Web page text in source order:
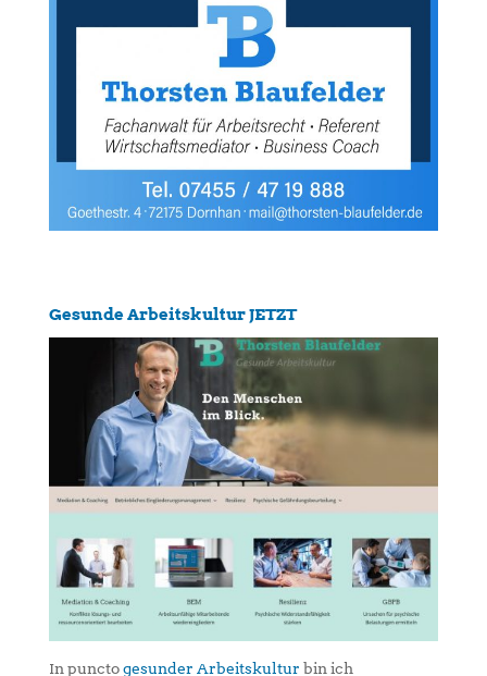
Gesunde Arbeitskultur JETZT
In punctogesunder Arbeitskultur bin ich